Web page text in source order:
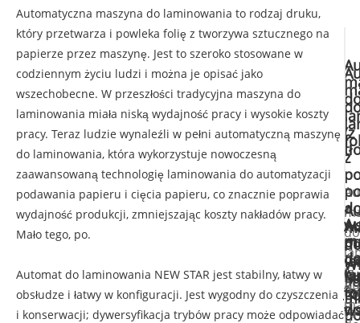
Automatyczna maszyna do laminowania to rodzaj druku,
który przetwarza i powleka folię z tworzywa sztucznego na
papierze przez maszynę. Jest to szeroko stosowane w
codziennym życiu ludzi i można je opisać jako
wszechobecne. W przeszłości tradycyjna maszyna do
laminowania miała niską wydajność pracy i wysokie koszty
pracy. Teraz ludzie wynaleźli w pełni automatyczną maszynę
do laminowania, która wykorzystuje nowoczesną
zaawansowaną technologię laminowania do automatyzacji
podawania papieru i cięcia papieru, co znacznie poprawia
wydajność produkcji, zmniejszając koszty nakładów pracy.
Mało tego, po.
Automat do laminowania NEW STAR jest stabilny, łatwy w
obsłudze i łatwy w konfiguracji. Jest wygodny do czyszczenia
i konserwacji; dywersyfikacja trybów pracy może odpowiadać
na
i
(z
do
(z
to
z